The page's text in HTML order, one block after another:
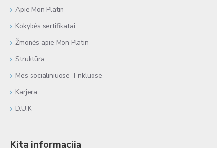
Apie Mon Platin
Kokybės sertifikatai
Žmonės apie Mon Platin
Struktūra
Mes socialiniuose Tinkluose
Karjera
D.U.K
Kita informacija